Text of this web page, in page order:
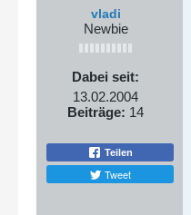
vladi
Newbie
Dabei seit:
13.02.2004
Beiträge: 14
Teilen
Tweet